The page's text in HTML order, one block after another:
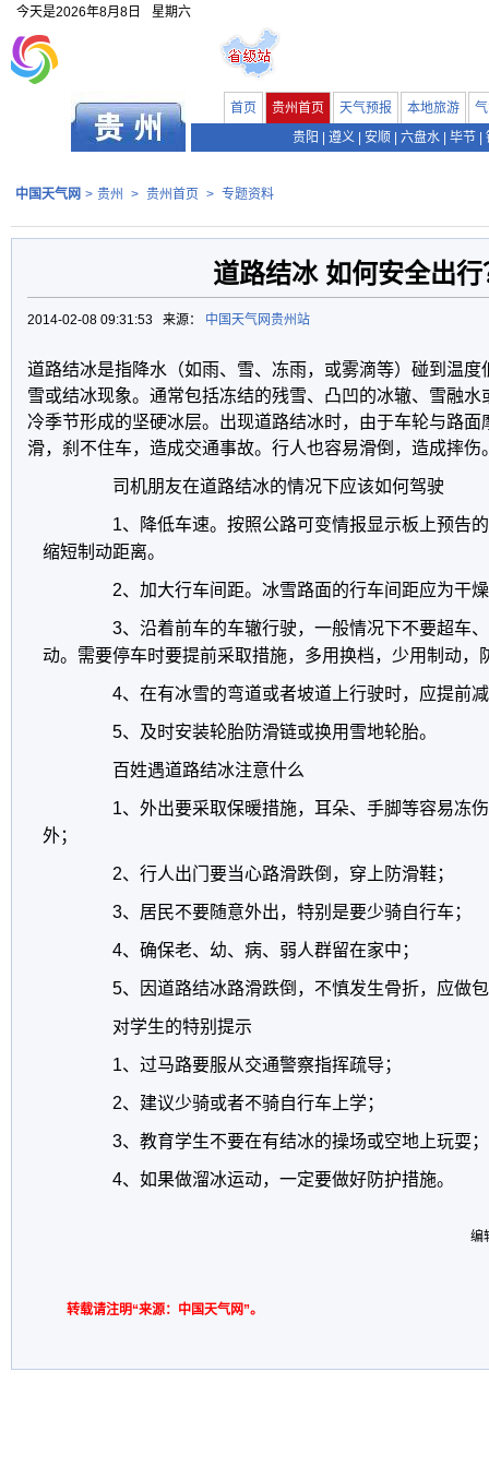
今天是2026年8月8日 星期六
首页 贵州首页 天气预报 本地旅游
贵阳
遵义 安顺 六盘水 毕节
中国天气网 > 贵州 > 贵州首页 > 专题资料
道路结冰 如何安全出行
2014-02-08 09:31:53 来源： 中国天气网贵州站
道路结冰是指降水（如雨、雪、冻雨，或雾滴等）碰到温
雪或结冰现象。通常包括冻结的残雪、凸凹的冰辙、雪融
冷季节形成的坚硬冰层。出现道路结冰时，由于车轮与路
滑，刹不住车，造成交通事故。行人也容易滑倒，造成摔伤
司机朋友在道路结冰的情况下应该如何驾驶
1、降低车速。按照公路可变情报显示板上预告的
缩短制动距离。
2、加大行车间距。冰雪路面的行车间距应为干燥
3、沿着前车的车辙行驶，一般情况下不要超车、
动。需要停车时要提前采取措施，多用换档，少用制动，
4、在有冰雪的弯道或者坡道上行驶时，应提前
5、及时安装轮胎防滑链或换用雪地轮胎。
百姓遇道路结冰注意什么
1、外出要采取保暖措施，耳朵、手脚等容易冻伤
外；
2、行人出门要当心路滑跌倒，穿上防滑鞋；
3、居民不要随意外出，特别是要少骑自行车；
4、确保老、幼、病、弱人群留在家中；
5、因道路结冰路滑跌倒，不慎发生骨折，应做包
对学生的特别提示
1、过马路要服从交通警察指挥疏导；
2、建议少骑或者不骑自行车上学；
3、教育学生不要在有结冰的操场或空地上玩耍；
4、如果做溜冰运动，一定要做好防护措施。
编
转载请注明“来源：中国天气网”。